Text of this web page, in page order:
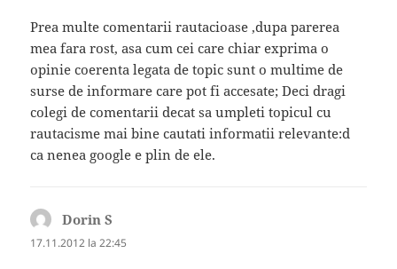
Prea multe comentarii rautacioase ,dupa parerea
mea fara rost, asa cum cei care chiar exprima o
opinie coerenta legata de topic sunt o multime de
surse de informare care pot fi accesate; Deci dragi
colegi de comentarii decat sa umpleti topicul cu
rautacisme mai bine cautati informatii relevante:d
ca nenea google e plin de ele.
Dorin S
17.11.2012 la 22:45